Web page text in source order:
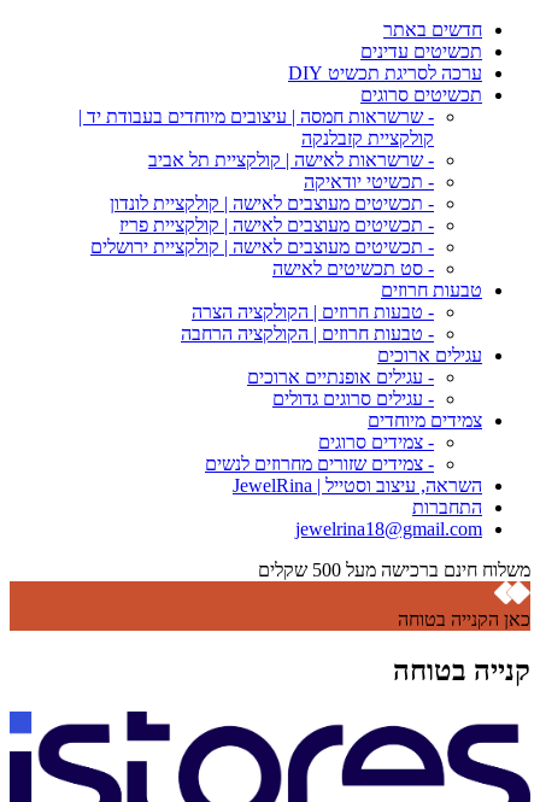
חדשים באתר
תכשיטים עדינים
ערכה לסריגת תכשיט DIY
תכשיטים סרוגים
- שרשראות חמסה | עיצובים מיוחדים בעבודת יד |
קולקציית קזבלנקה
- שרשראות לאישה | קולקציית תל אביב
- תכשיטי יודאיקה
- תכשיטים מעוצבים לאישה | קולקציית לונדון
- תכשיטים מעוצבים לאישה | קולקציית פריז
- תכשיטים מעוצבים לאישה | קולקציית ירושלים
- סט תכשיטים לאישה
טבעות חרוזים
- טבעות חרוזים | הקולקציה הצרה
- טבעות חרוזים | הקולקציה הרחבה
עגילים ארוכים
- עגילים אופנתיים ארוכים
- עגילים סרוגים גדולים
צמידים מיוחדים
- צמידים סרוגים
- צמידים שזורים מחרוזים לנשים
השראה, עיצוב וסטייל | JewelRina
התחברות
jewelrina18@gmail.com
משלוח חינם ברכישה מעל 500 שקלים
כאן הקנייה בטוחה
קנייה בטוחה